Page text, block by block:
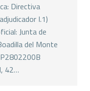
Directiva
I.1)
Junta de
del Monte
42…